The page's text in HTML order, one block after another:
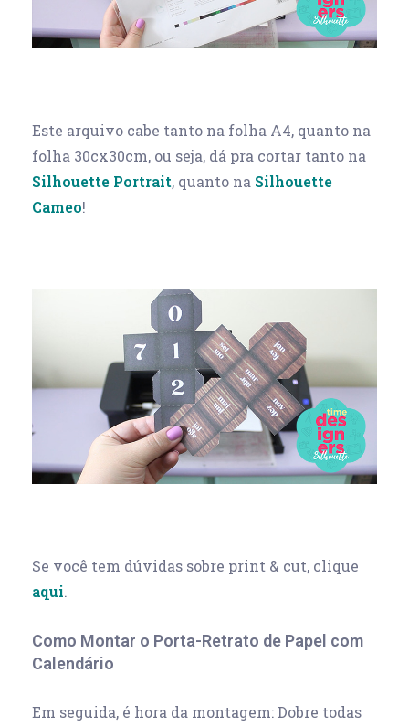
Este arquivo cabe tanto na folha A4, quanto na
folha 30cx30cm, ou seja, dá pra cortar tanto na
Silhouette Portrait, quanto na Silhouette
Cameo!
Se você tem dúvidas sobre print & cut, clique
aqui.
Como Montar o Porta-Retrato de Papel com
Calendário
Em seguida, é hora da montagem: Dobre todas